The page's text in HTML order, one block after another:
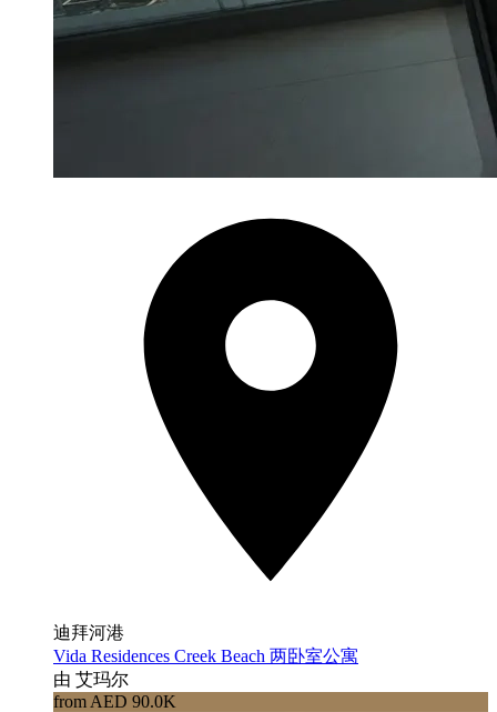
迪拜河港
Vida Residences Creek Beach 两卧室公寓
由 艾玛尔
from AED 90.0K